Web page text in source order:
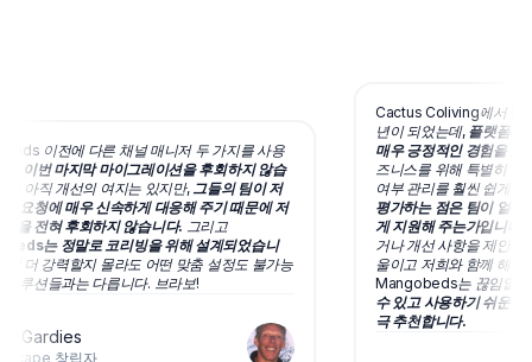
이전에 다른 채널 매니저 두 가지를 사용
이번 마지막 마이그레이션을 후회하지 않습
아직 개선의 여지는 있지만,그들의 팀이 저
요청에 매우 신속하게 대응해 주기 때문에 저
을 전혀 후회하지 않습니다.그리고
는 정말로 코리빙을 위해 설계되었습니
더 강력할지 몰라도 어떤 맞춤 설정도 불가능
루션들과는 다릅니다. 브라보!
Gardies
창립자
Cactus Coliving에서
년이 되었는데,플랫폼과
매우 긍정적인 경험을 했
즈니스를 위해 특별히 설
여부 관리를 훨씬 쉽게 만
평가하는 점은 팀이 얼마
게 지원해 주는가입니다.
거나 개선 사항을 제안할
울이고 저희와 함께 해결
Mangobeds는 끊임없이
수 있고 사용하기 쉬운 예
극 추천합니다.